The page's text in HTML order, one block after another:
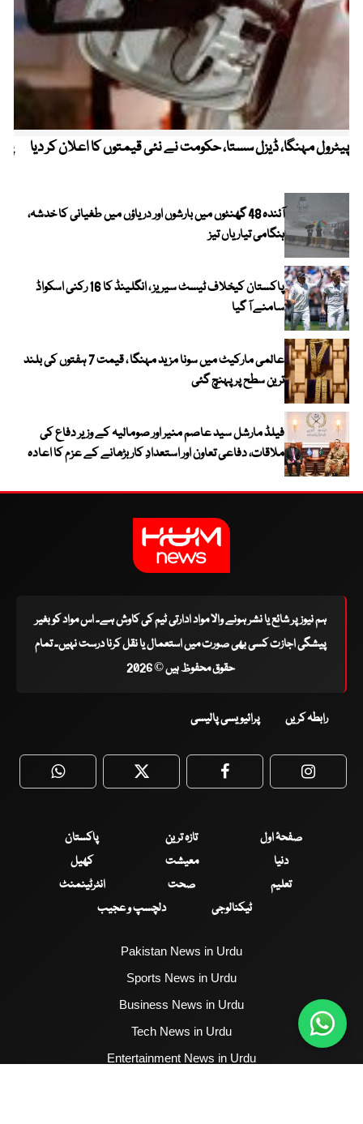
پیٹرول مہنگا، ڈیزل سستا، حکومت نے نئی قیمتوں کا اعلان کر دیا
آئندہ 48 گھنٹوں میں بارشوں اور دریاؤں میں طغیانی کا خدشہ،
ہنگامی تیاریاں تیز
پاکستان کیخلاف ٹیسٹ سیریز ، انگلینڈ کا 16 رکنی اسکواڈ
سامنے آ گیا
عالمی مارکیٹ میں سونا مزید مہنگا ، قیمت 7 ہفتوں کی بلند
ترین سطح پر پہنچ گئی
فیلڈ مارشل سید عاصم منیر اور صومالیہ کے وزیر دفاع کی
ملاقات، دفاعی تعاون اور استعدادِ کار بڑھانے کے عزم کا اعادہ
ہم نیوز پر شائع یا نشر ہونے والا مواد ادارتی ٹیم کی کاوش ہے۔ اس مواد کو بغیر
پیشگی اجازت کسی بھی صورت میں استعمال یا نقل کرنا درست نہیں۔ تمام
حقوق محفوظ ہیں © 2026
رابطہ کریں پرائیویسی پالیسی
WhatsApp Twitter Facebook
صفحۂ اول تازہ ترین
پاکستان
دنیا
معیشت
کھیل
تعلیم
صحت
انٹرٹینمنٹ
ٹیکنالوجی
دلچسپ و عجیب
Pakistan News in Urdu
Sports News in Urdu
Business News in Urdu
Tech News in Urdu
Entertainment News in Urdu